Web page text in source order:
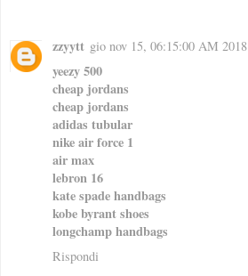
zzyytt gio nov 15, 06:15:00 AM 2018
yeezy 500
cheap jordans
cheap jordans
adidas tubular
nike air force 1
air max
lebron 16
kate spade handbags
kobe byrant shoes
longchamp handbags
Rispondi